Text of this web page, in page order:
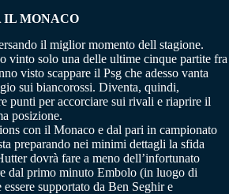
IL MONACO
il miglior momento dell stagione.
vinto solo una delle ultime cinque partite fra
visto scappare il Psg che adesso vanta
sui biancorossi. Diventa, quindi,
punti per accorciare sui rivali e riaprire il
posizione.
con il Monaco e dal pari in campionato
preparando nei minimi dettagli la sfida
dovrà fare a meno dell’infortunato
dal primo minuto Embolo (in luogo di
supportato da Ben Seghir e